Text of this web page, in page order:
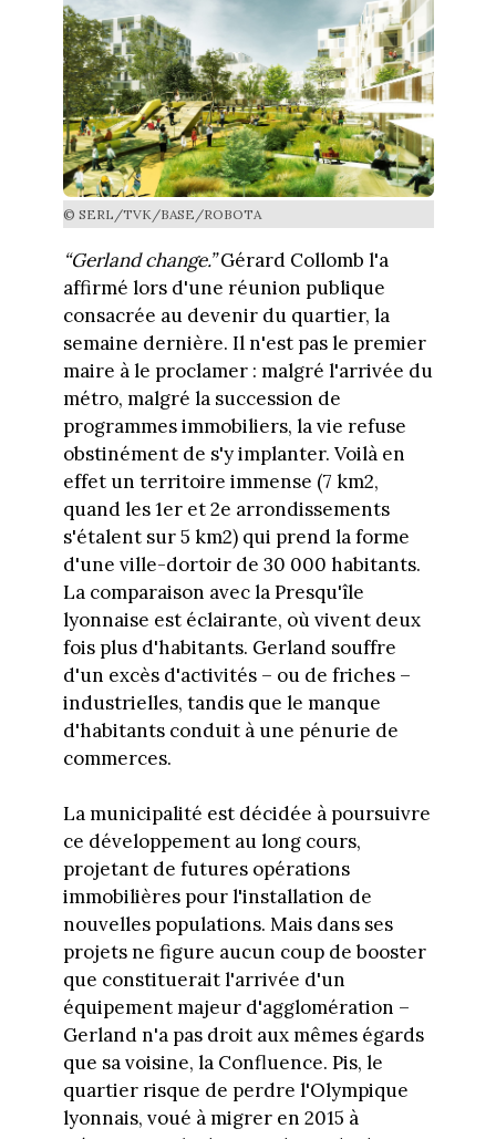
© SERL/TVK/BASE/ROBOTA
“Gerland change.”Gérard Collomb l'a
affirmé lors d'une réunion publique
consacrée au devenir du quartier, la
semaine dernière. Il n'est pas le premier
maire à le proclamer : malgré l'arrivée du
métro, malgré la succession de
programmes immobiliers, la vie refuse
obstinément de s'y implanter. Voilà en
effet un territoire immense (7 km2,
quand les 1er et 2e arrondissements
s'étalent sur 5 km2) qui prend la forme
d'une ville-dortoir de 30 000 habitants.
La comparaison avec la Presqu'île
lyonnaise est éclairante, où vivent deux
fois plus d'habitants. Gerland souffre
d'un excès d'activités – ou de friches –
industrielles, tandis que le manque
d'habitants conduit à une pénurie de
commerces.
La municipalité est décidée à poursuivre
ce développement au long cours,
projetant de futures opérations
immobilières pour l'installation de
nouvelles populations. Mais dans ses
projets ne figure aucun coup de booster
que constituerait l'arrivée d'un
équipement majeur d'agglomération –
Gerland n'a pas droit aux mêmes égards
que sa voisine, la Confluence. Pis, le
quartier risque de perdre l'Olympique
lyonnais, voué à migrer en 2015 à